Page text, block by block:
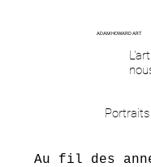
ADAM HOWARD ART
Au fil des